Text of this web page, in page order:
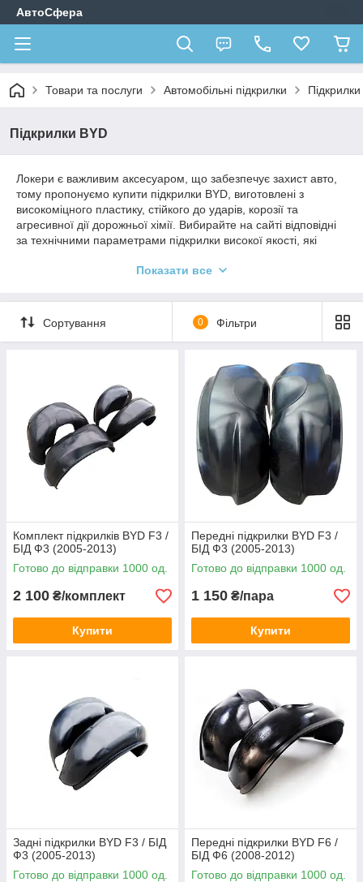
АвтоСфера
Товари та послуги Автомобільні підкрилки
Підкрилки BYD
Локери є важливим аксесуаром, що забезпечує захист авто,
тому пропонуємо купити підкрилки BYD, виготовлені з
високоміцного пластику, стійкого до ударів, корозії та
агресивної дії дорожньої хімії. Вибирайте на сайті відповідні
за технічними параметрами підкрилки високої якості, які
авто, що дозволяє здійснювати швидкий монтаж у штатні
Показати все
Сортування 0 Фільтри
Комплект підкрилків BYD F3 /
БІД Ф3 (2005-2013)
Готово до відправки 1000 од.
2 100 ₴/комплект
Купити
Передні підкрилки BYD F3 /
БІД Ф3 (2005-2013)
Готово до відправки 1000 од.
1 150 ₴/пара
Купити
Задні підкрилки BYD F3 / БІД
Ф3 (2005-2013)
Готово до відправки 1000 од.
Передні підкрилки BYD F6 /
БІД Ф6 (2008-2012)
Готово до відправки 1000 од.